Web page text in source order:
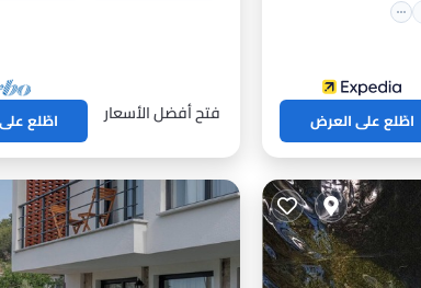
اطّلع على العرض فتح أفضل الأسعار اطّلع